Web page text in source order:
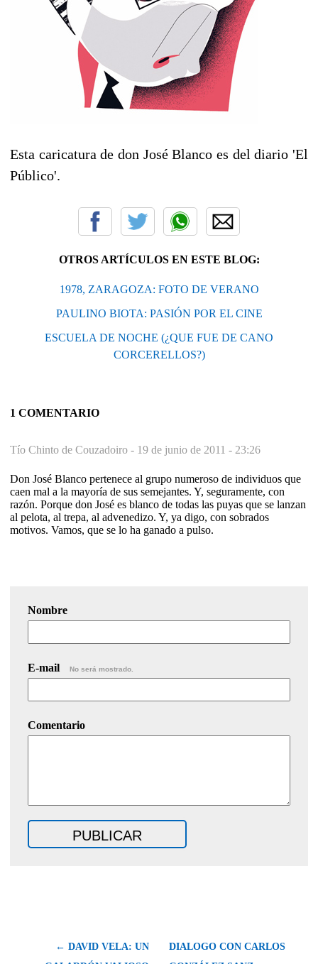
Esta caricatura de don José Blanco es del diario 'El
Público'.
OTROS ARTÍCULOS EN ESTE BLOG:
1978, ZARAGOZA: FOTO DE VERANO
PAULINO BIOTA: PASIÓN POR EL CINE
ESCUELA DE NOCHE (¿QUE FUE DE CANO
CORCERELLOS?)
1 COMENTARIO
Tío Chinto de Couzadoiro - 19 de junio de 2011 - 23:26
Don José Blanco pertenece al grupo numeroso de individuos que
caen mal a la mayoría de sus semejantes. Y, seguramente, con
razón. Porque don José es blanco de todas las puyas que se lanzan
al pelota, al trepa, al advenedizo. Y, ya digo, con sobrados
motivos. Vamos, que se lo ha ganado a pulso.
Nombre
E-mail No será mostrado.
Comentario
← DAVID VELA: UN
DIALOGO CON CARLOS